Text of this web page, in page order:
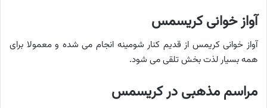
آواز خوانی کریسمس
آواز خوانی کریمس از قدیم کنار شومینه انجام می شده و معمولا برای
همه بسیار لذت بخش تلقی می شود.
مراسم مذهبی در کریسمس